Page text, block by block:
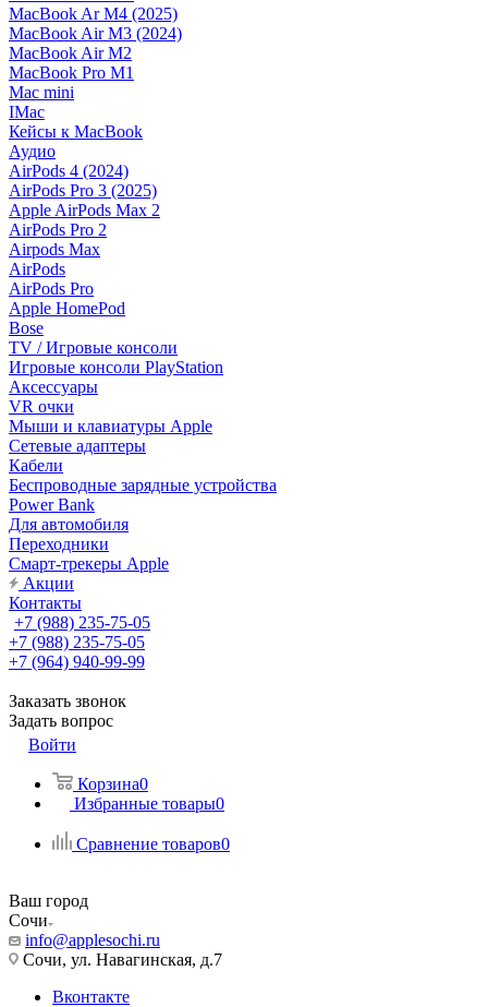
MacBook Ar M4 (2025)
MacBook Air M3 (2024)
MacBook Air M2
MacBook Pro M1
Mac mini
IMac
Кейсы к MacBook
Аудио
AirPods 4 (2024)
AirPods Pro 3 (2025)
Apple AirPods Max 2
AirPods Pro 2
Airpods Max
AirPods
AirPods Pro
Apple HomePod
Bose
TV / Игровые консоли
Игровые консоли PlayStation
Аксессуары
VR очки
Мыши и клавиатуры Apple
Сетевые адаптеры
Кабели
Беспроводные зарядные устройства
Power Bank
Для автомобиля
Переходники
Смарт-трекеры Apple
Акции
Контакты
+7 (988) 235-75-05
+7 (988) 235-75-05
+7 (964) 940-99-99
Заказать звонок
Задать вопрос
Войти
Корзина0
Избранные товары0
Сравнение товаров0
Ваш город
Сочи
info@applesochi.ru
Сочи, ул. Навагинская, д.7
Вконтакте